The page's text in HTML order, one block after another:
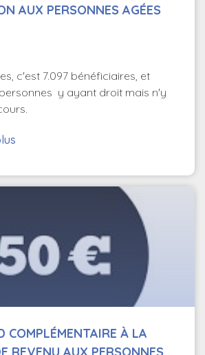
AUX PERSONNES AGÉES
c'est 7.097 bénéficiaires, et
y ayant droit mais n'y
COMPLÉMENTAIRE À LA